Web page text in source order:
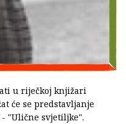
u riječkoj knjižari
će se predstavljanje
- "Ulične svjetiljke".